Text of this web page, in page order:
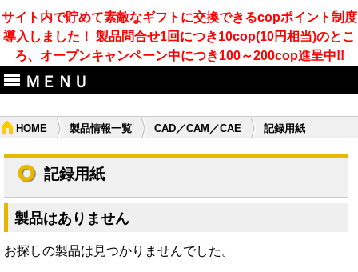
サイト内で貯めて素敵なギフトに交換できるcopポイント制度
導入しました！ 製品問合せ1回につき10cop(10円相当)のとこ
ろ、オープンキャンペーン中につき100～200cop進呈中!!
ＭＥＮＵ
HOME 製品情報一覧 CAD／CAM／CAE 記録用紙
記録用紙
製品はありません
お探しの製品は見つかりませんでした。